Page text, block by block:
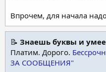
Впрочем, для начала
📝 Знаешь буквы и
Платим. Дорого.
ЗА СООБЩЕНИЯ"